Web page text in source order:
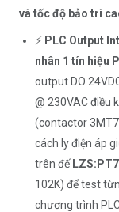
và tốc độ bảo trì
⚡ PLC Output
nhân 1 tín hiệu
output DO
@ 230VAC điều
(contactor
cách ly điện áp
trên đế
102K) để test
chương trình